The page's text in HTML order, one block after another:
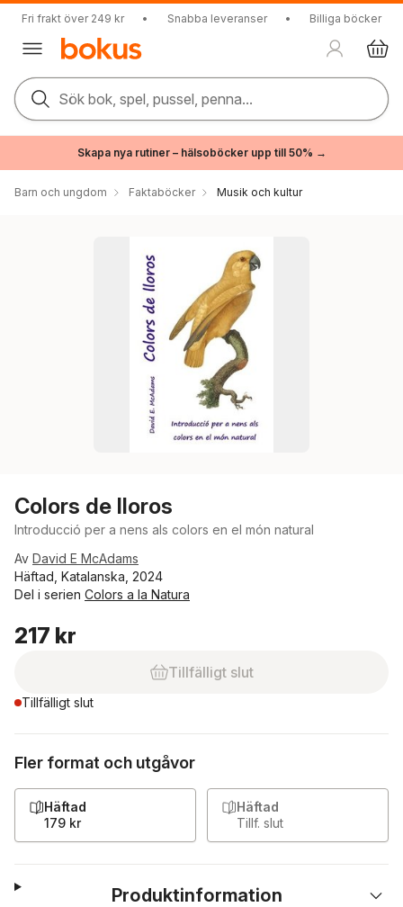
Fri frakt över 249 kr • Snabba leveranser • Billiga böcker
Sök bok, spel, pussel, penna...
Skapa nya rutiner – hälsoböcker upp till 50% →
Barn och ungdom Faktaböcker Musik och kultur
Colors de lloros
Introducció per a nens als colors en el món natural
Av David E McAdams
Häftad, Katalanska, 2024
Del i serien Colors a la Natura
217 kr
Tillfälligt slut
Tillfälligt slut
Fler format och utgåvor
Häftad
179 kr
Häftad
Tillf. slut
Produktinformation